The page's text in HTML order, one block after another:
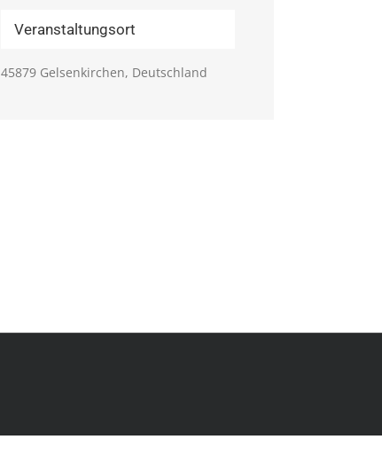
Veranstaltungsort
45879 Gelsenkirchen, Deutschland